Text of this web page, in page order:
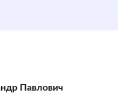
Павлович